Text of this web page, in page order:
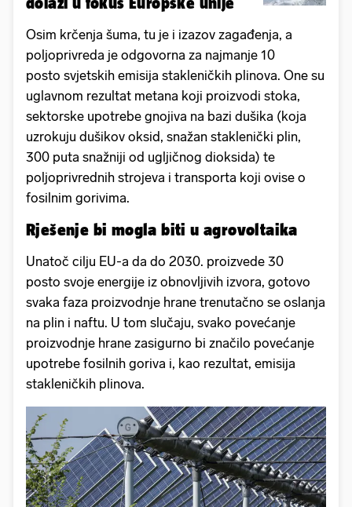
Osim krčenja šuma, tu je i izazov zagađenja, a
poljoprivreda je odgovorna za najmanje 10
posto svjetskih emisija stakleničkih plinova. One su
uglavnom rezultat metana koji proizvodi stoka,
sektorske upotrebe gnojiva na bazi dušika (koja
uzrokuju dušikov oksid, snažan staklenički plin,
300 puta snažniji od ugljičnog dioksida) te
poljoprivrednih strojeva i transporta koji ovise o
fosilnim gorivima.
Rješenje bi mogla biti u agrovoltaika
Unatoč cilju EU-a da do 2030. proizvede 30
posto svoje energije iz obnovljivih izvora, gotovo
svaka faza proizvodnje hrane trenutačno se oslanja
na plin i naftu. U tom slučaju, svako povećanje
proizvodnje hrane zasigurno bi značilo povećanje
upotrebe fosilnih goriva i, kao rezultat, emisija
stakleničkih plinova.